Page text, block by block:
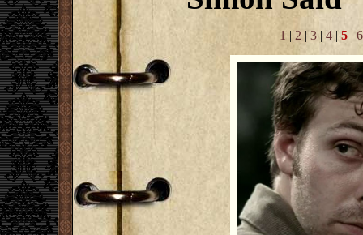
1 | 2 | 3| 4|5 | 6